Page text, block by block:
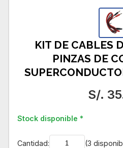
KIT DE CABLES
PINZAS DE
S/.
Stock disponible *
Cantidad: (3